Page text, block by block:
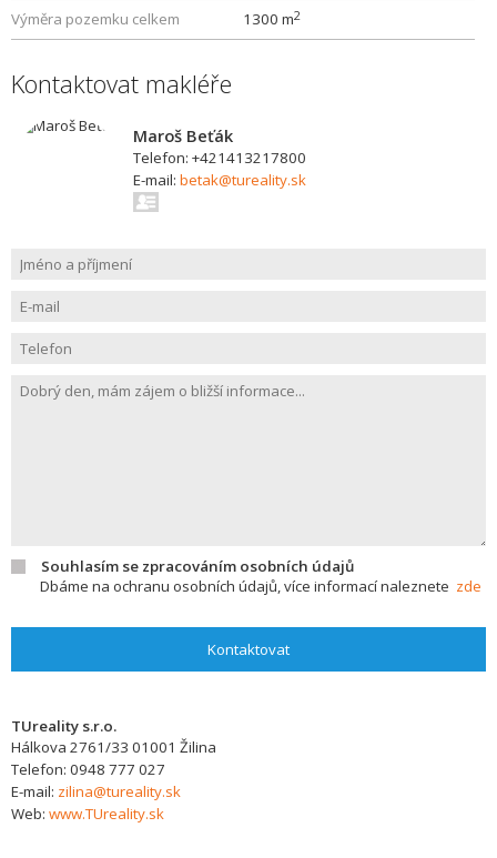
Výměra pozemku celkem
1300 m2
Kontaktovat makléře
Maroš Beťák
Telefon: +421413217800
E-mail: betak@tureality.sk
Souhlasím se zpracováním osobních údajů
Dbáme na ochranu osobních údajů, více informací naleznete zde
Kontaktovat
TUreality s.r.o.
Hálkova 2761/33 01001 Žilina
Telefon: 0948 777 027
E-mail: zilina@tureality.sk
Web: www.TUreality.sk